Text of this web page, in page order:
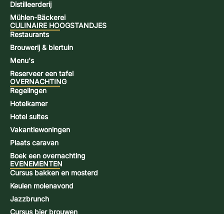
Distilleerderij
Mühlen-Bäckerei
CULINAIRE HOOGSTANDJES
Restaurants
Brouwerij & biertuin
Menu's
Reserveer een tafel
OVERNACHTING
Regelingen
Hotelkamer
Hotel suites
Vakantiewoningen
Plaats caravan
Boek een overnachting
EVENEMENTEN
Cursus bakken en mosterd
Keulen molenavond
Jazzbrunch
Cursus bier brouwen